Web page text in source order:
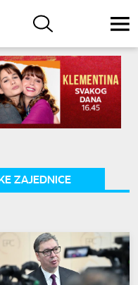
ZAJEDNICE